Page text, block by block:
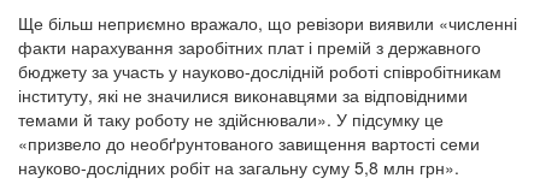
Ще більш неприємно вражало, що ревізори виявили «численні
факти нарахування заробітних плат і премій з державного
бюджету за участь у науково-дослідній роботі співробітникам
інституту, які не значилися виконавцями за відповідними
темами й таку роботу не здійснювали». У підсумку це
«призвело до необґрунтованого завищення вартості семи
науково-дослідних робіт на загальну суму 5,8 млн грн».